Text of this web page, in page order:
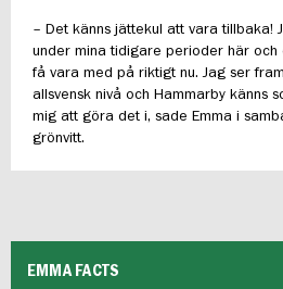
– Det känns jättekul att vara tillbaka!
under mina tidigare perioder här och
få vara med på riktigt nu. Jag ser
allsvensk nivå och Hammarby känns
mig att göra det i, sade Emma i
grönvitt.
EMMA FACTS